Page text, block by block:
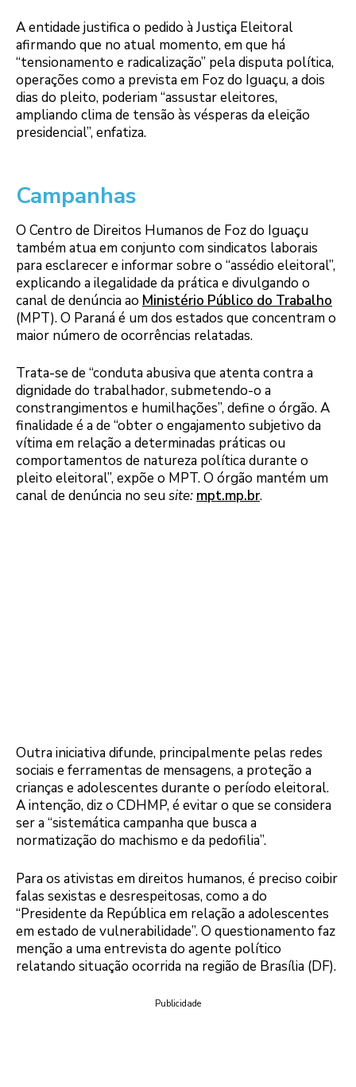
A entidade justifica o pedido à Justiça Eleitoral
afirmando que no atual momento, em que há
“tensionamento e radicalização” pela disputa política,
operações como a prevista em Foz do Iguaçu, a dois
dias do pleito, poderiam “assustar eleitores,
ampliando clima de tensão às vésperas da eleição
presidencial”, enfatiza.
Campanhas
O Centro de Direitos Humanos de Foz do Iguaçu
também atua em conjunto com sindicatos laborais
para esclarecer e informar sobre o “assédio eleitoral”,
explicando a ilegalidade da prática e divulgando o
canal de denúncia ao Ministério Público do Trabalho
(MPT). O Paraná é um dos estados que concentram o
maior número de ocorrências relatadas.
Trata-se de “conduta abusiva que atenta contra a
dignidade do trabalhador, submetendo-o a
constrangimentos e humilhações”, define o órgão. A
finalidade é a de “obter o engajamento subjetivo da
vítima em relação a determinadas práticas ou
comportamentos de natureza política durante o
pleito eleitoral”, expõe o MPT. O órgão mantém um
canal de denúncia no seusite: mpt.mp.br.
Outra iniciativa difunde, principalmente pelas redes
sociais e ferramentas de mensagens, a proteção a
crianças e adolescentes durante o período eleitoral.
A intenção, diz o CDHMP, é evitar o que se considera
ser a “sistemática campanha que busca a
normatização do machismo e da pedofilia”.
Para os ativistas em direitos humanos, é preciso coibir
falas sexistas e desrespeitosas, como a do
“Presidente da República em relação a adolescentes
em estado de vulnerabilidade”. O questionamento faz
menção a uma entrevista do agente político
relatando situação ocorrida na região de Brasília (DF).
Publicidade